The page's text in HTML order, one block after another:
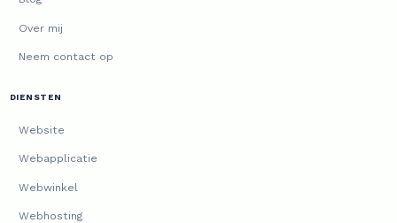
Over mij
Neem contact op
DIENSTEN
Website
Webapplicatie
Webwinkel
Webhosting